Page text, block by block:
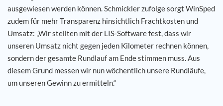
ausgewiesen werden können. Schmickler zufolge sorgt WinSped
zudem für mehr Transparenz hinsichtlich Frachtkosten und
Umsatz: „Wir stellten mit der LIS-Software fest, dass wir
unseren Umsatz nicht gegen jeden Kilometer rechnen können,
sondern der gesamte Rundlauf am Ende stimmen muss. Aus
diesem Grund messen wir nun wöchentlich unsere Rundläufe,
um unseren Gewinn zu ermitteln.“